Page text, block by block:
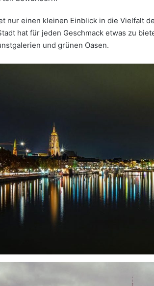
nur einen kleinen Einblick in die Vielfalt
hat für jeden Geschmack etwas zu
und grünen Oasen.